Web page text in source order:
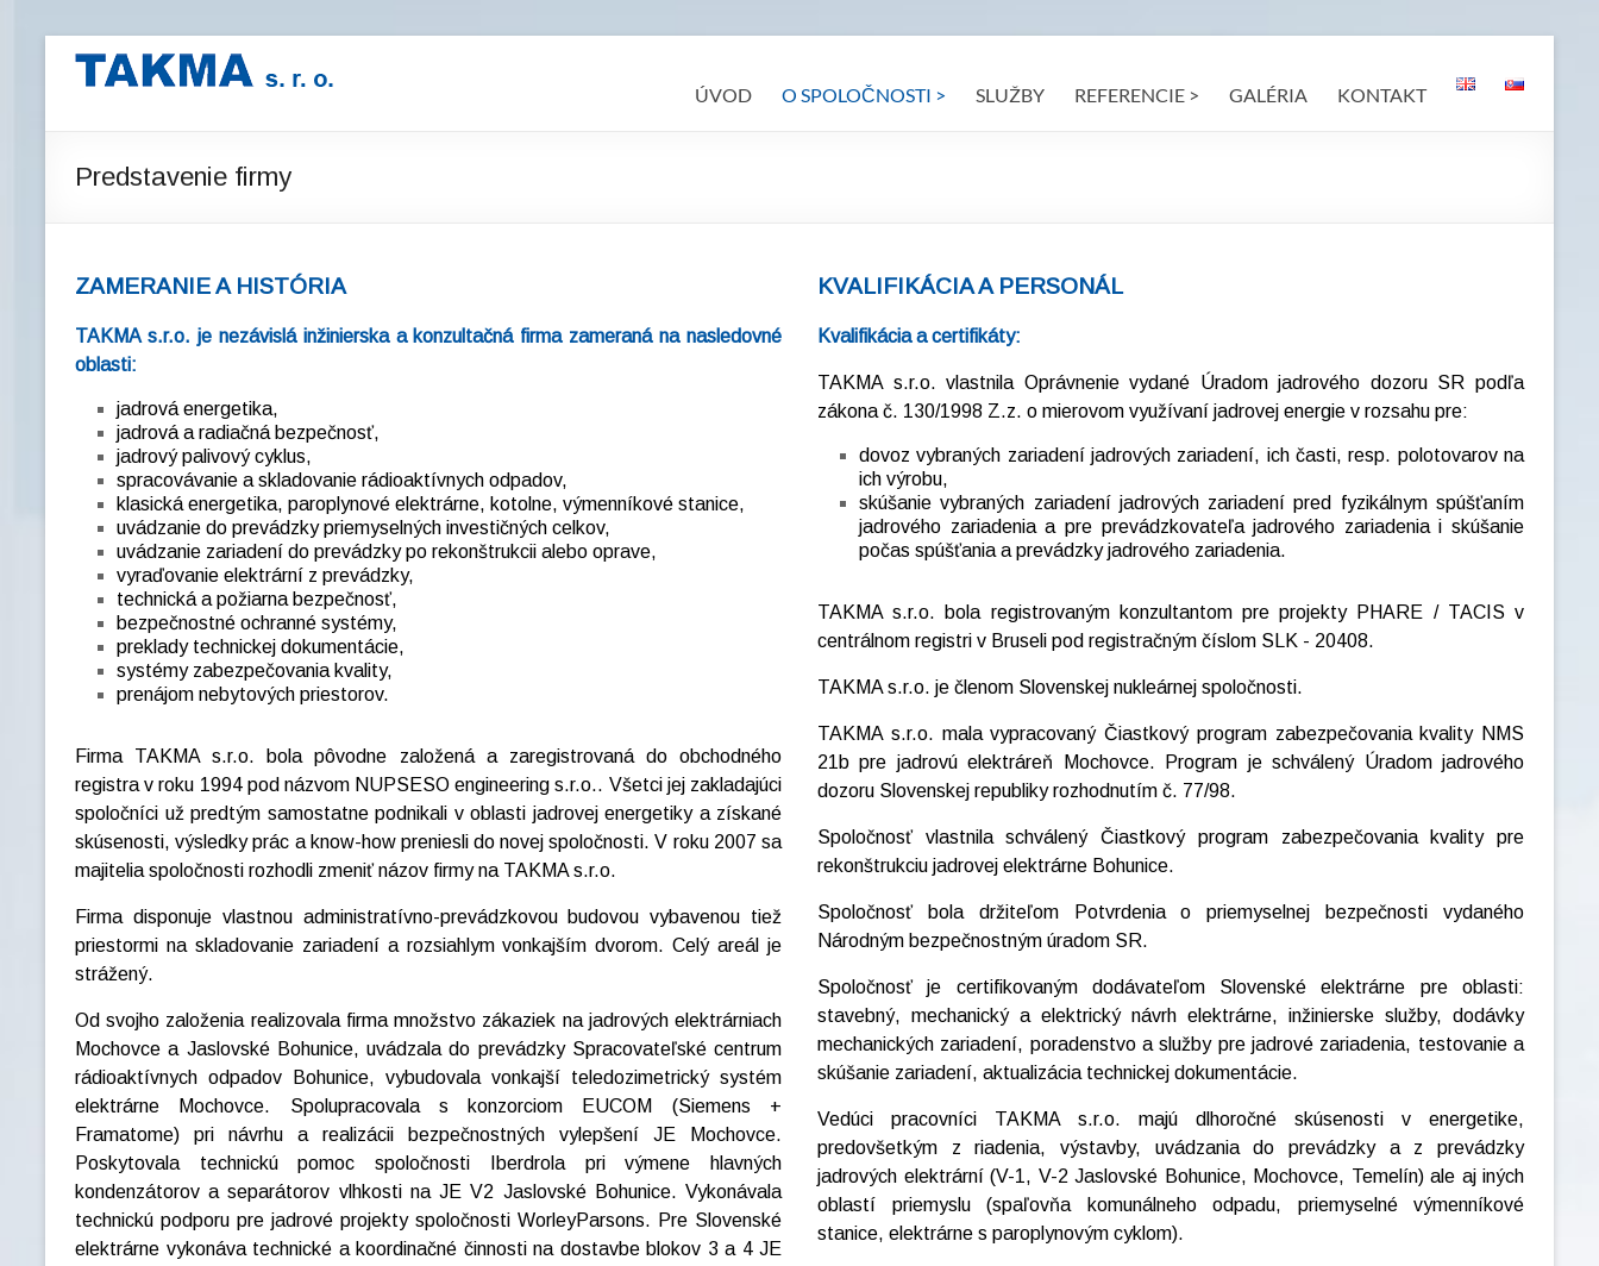
obsahTAKMA
zameraná
ÚVOD O SPOLOČNOSTI > SLUŽBY REFERENCIE > GALÉRIA KONTAKT
Predstavenie firmy
ZAMERANIE A HISTÓRIA
TAKMA s.r.o. je nezávislá inžinierska a konzultačná firma zameraná na nasledovné
oblasti:
jadrová energetika,
jadrová a radiačná bezpečnosť,
jadrový palivový cyklus,
spracovávanie a skladovanie rádioaktívnych odpadov,
klasická energetika, paroplynové elektrárne, kotolne, výmenníkové stanice,
uvádzanie do prevádzky priemyselných investičných celkov,
uvádzanie zariadení do prevádzky po rekonštrukcii alebo oprave,
vyraďovanie elektrární z prevádzky,
technická a požiarna bezpečnosť,
bezpečnostné ochranné systémy,
preklady technickej dokumentácie,
systémy zabezpečovania kvality,
prenájom nebytových priestorov.
Firma TAKMA s.r.o. bola pôvodne založená a zaregistrovaná do obchodného
registra v roku 1994 pod názvom NUPSESO engineering s.r.o.. Všetci jej zakladajúci
spoločníci už predtým samostatne podnikali v oblasti jadrovej energetiky a získané
skúsenosti, výsledky prác a know-how preniesli do novej spoločnosti. V roku 2007 sa
majitelia spoločnosti rozhodli zmeniť názov firmy na TAKMA s.r.o.
Firma disponuje vlastnou administratívno-prevádzkovou budovou vybavenou tiež
priestormi na skladovanie zariadení a rozsiahlym vonkajším dvorom. Celý areál je
strážený.
Od svojho založenia realizovala firma množstvo zákaziek na jadrových elektrárniach
Mochovce a Jaslovské Bohunice, uvádzala do prevádzky Spracovateľské centrum
rádioaktívnych odpadov Bohunice, vybudovala vonkajší teledozimetrický systém
elektrárne Mochovce. Spolupracovala s konzorciom EUCOM (Siemens +
Framatome) pri návrhu a realizácii bezpečnostných vylepšení JE Mochovce.
Poskytovala technickú pomoc spoločnosti Iberdrola pri výmene hlavných
kondenzátorov a separátorov vlhkosti na JE V2 Jaslovské Bohunice. Vykonávala
technickú podporu pre jadrové projekty spoločnosti WorleyParsons. Pre Slovenské
elektrárne vykonáva technické a koordinačné činnosti na dostavbe blokov 3 a 4 JE
KVALIFIKÁCIA A PERSONÁL
Kvalifikácia a certifikáty:
TAKMA s.r.o. vlastnila Oprávnenie vydané Úradom jadrového dozoru SR podľa
zákona č. 130/1998 Z.z. o mierovom využívaní jadrovej energie v rozsahu pre:
dovoz vybraných zariadení jadrových zariadení, ich časti, resp. polotovarov na
ich výrobu,
skúšanie vybraných zariadení jadrových zariadení pred fyzikálnym spúšťaním
jadrového zariadenia a pre prevádzkovateľa jadrového zariadenia i skúšanie
počas spúšťania a prevádzky jadrového zariadenia.
TAKMA s.r.o. bola registrovaným konzultantom pre projekty PHARE / TACIS v
centrálnom registri v Bruseli pod registračným číslom SLK - 20408.
TAKMA s.r.o. je členom Slovenskej nukleárnej spoločnosti.
TAKMA s.r.o. mala vypracovaný Čiastkový program zabezpečovania kvality NMS
21b pre jadrovú elektráreň Mochovce. Program je schválený Úradom jadrového
dozoru Slovenskej republiky rozhodnutím č. 77/98.
Spoločnosť vlastnila schválený Čiastkový program zabezpečovania kvality pre
rekonštrukciu jadrovej elektrárne Bohunice.
Spoločnosť bola držiteľom Potvrdenia o priemyselnej bezpečnosti vydaného
Národným bezpečnostným úradom SR.
Spoločnosť je certifikovaným dodávateľom Slovenské elektrárne pre oblasti:
stavebný, mechanický a elektrický návrh elektrárne, inžinierske služby, dodávky
mechanických zariadení, poradenstvo a služby pre jadrové zariadenia, testovanie a
skúšanie zariadení, aktualizácia technickej dokumentácie.
Vedúci pracovníci TAKMA s.r.o. majú dlhoročné skúsenosti v energetike,
predovšetkým z riadenia, výstavby, uvádzania do prevádzky a z prevádzky
jadrových elektrární (V-1, V-2 Jaslovské Bohunice, Mochovce, Temelín) ale aj iných
oblastí priemyslu (spaľovňa komunálneho odpadu, priemyselné výmenníkové
stanice, elektrárne s paroplynovým cyklom).